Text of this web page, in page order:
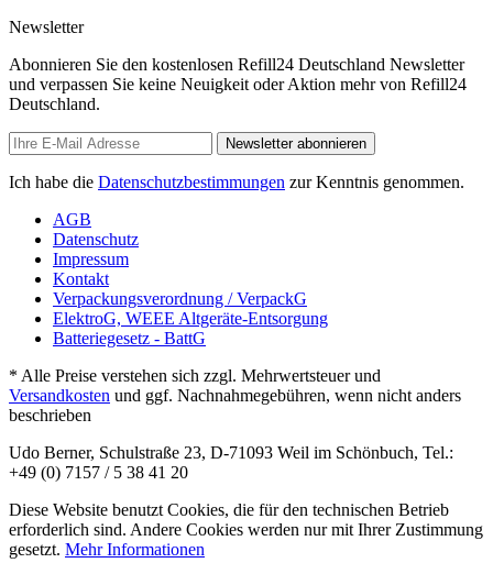
Newsletter
Abonnieren Sie den kostenlosen Refill24 Deutschland Newsletter
und verpassen Sie keine Neuigkeit oder Aktion mehr von Refill24
Deutschland.
Newsletter abonnieren
Ich habe die Datenschutzbestimmungen zur Kenntnis genommen.
AGB
Datenschutz
Impressum
Kontakt
Verpackungsverordnung / VerpackG
ElektroG, WEEE Altgeräte-Entsorgung
Batteriegesetz - BattG
* Alle Preise verstehen sich zzgl. Mehrwertsteuer und
Versandkosten und ggf. Nachnahmegebühren, wenn nicht anders
beschrieben
Udo Berner, Schulstraße 23, D-71093 Weil im Schönbuch, Tel.:
+49 (0) 7157 / 5 38 41 20
Diese Website benutzt Cookies, die für den technischen Betrieb
erforderlich sind. Andere Cookies werden nur mit Ihrer Zustimmung
gesetzt. Mehr Informationen